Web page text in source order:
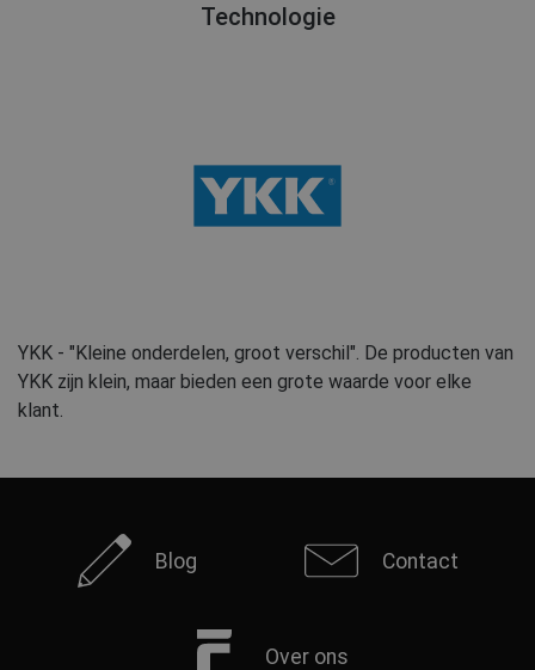
Technologie
YKK - "Kleine onderdelen, groot verschil". De producten van
YKK zijn klein, maar bieden een grote waarde voor elke
klant.
Blog Contact
Over ons